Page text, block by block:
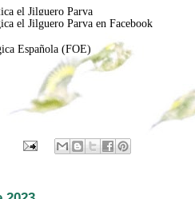
el Jilguero Parva
el Jilguero Parva en Facebook
Española (FOE)